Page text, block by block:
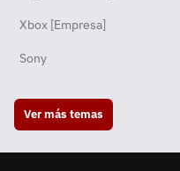
Xbox [Empresa]
Sony
Ver más temas